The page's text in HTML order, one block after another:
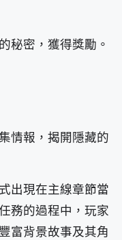
秘密，獲得獎勵。
情報，揭開隱藏的
出現在主線章節當
務的過程中，玩家
富背景故事及其角